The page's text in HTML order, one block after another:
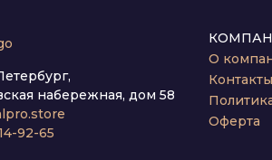
набережная, дом 58
92-65
О
Контакты
Оферта